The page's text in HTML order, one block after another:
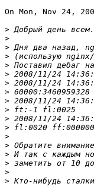
On Mon, Nov 24,
>
>
>
>
>
>
>
>
>
>
>
>
>
>
>
>
>
>